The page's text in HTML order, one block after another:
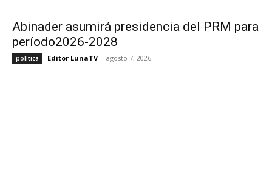
Abinader asumirá presidencia del PRM para
período2026-2028
política Editor LunaTV - agosto 7, 2026